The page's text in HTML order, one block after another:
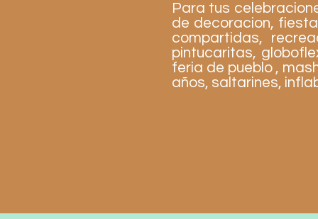
Para tus
de decoracion,
compartidas,
pintucaritas,
feria de pueblo ,
años, saltarines,